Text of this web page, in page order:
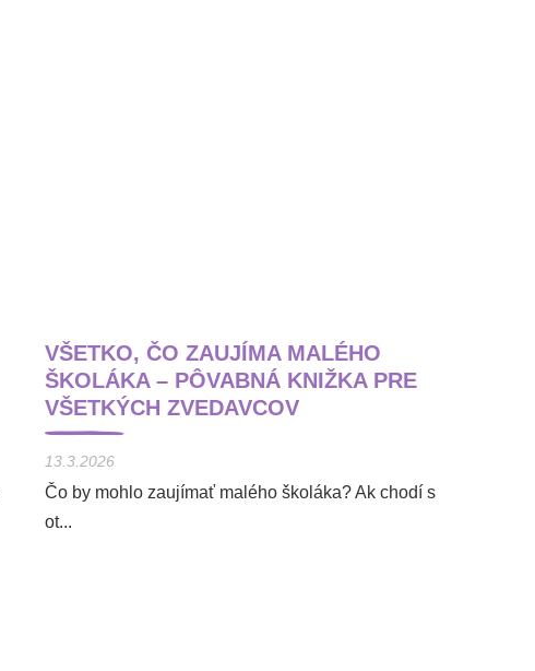
VŠETKO, ČO ZAUJÍMA MALÉHO
ŠKOLÁKA – PÔVABNÁ KNIŽKA PRE
VŠETKÝCH ZVEDAVCOV
13.3.2026
Čo by mohlo zaujímať malého školáka? Ak chodí s
ot...